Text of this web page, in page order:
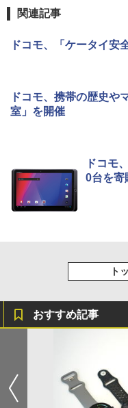
関連記事
ドコモ、「ケータイ安
ドコモ、携帯の歴史や
室」を開催
ドコモ
0台を寄
ト
おすすめ記事